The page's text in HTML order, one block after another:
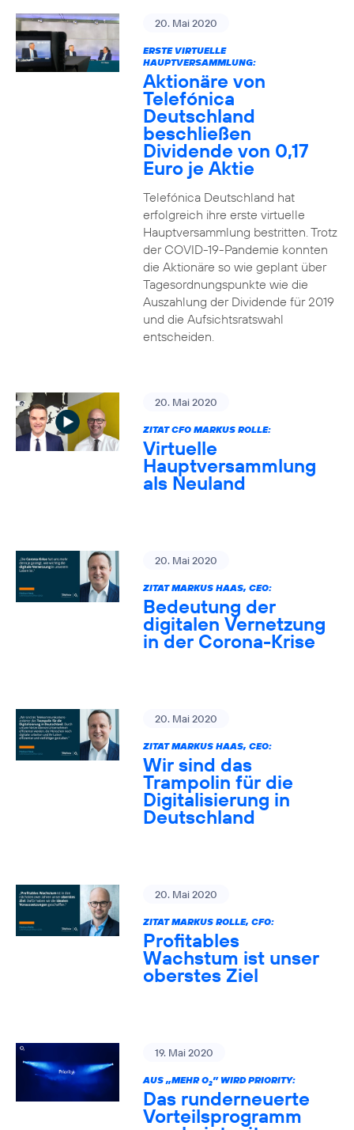
20. Mai 2020
ERSTE VIRTUELLE
HAUPTVERSAMMLUNG:
Aktionäre von
Telefónica
Deutschland
beschließen
Dividende von 0,17
Euro je Aktie
Telefónica Deutschland hat
erfolgreich ihre erste virtuelle
Hauptversammlung bestritten. Trotz
der COVID-19-Pandemie konnten
die Aktionäre so wie geplant über
Tagesordnungspunkte wie die
Auszahlung der Dividende für 2019
und die Aufsichtsratswahl
entscheiden.
20. Mai 2020
ZITAT CFO MARKUS ROLLE:
Virtuelle
Hauptversammlung
als Neuland
20. Mai 2020
ZITAT MARKUS HAAS, CEO:
Bedeutung der
digitalen Vernetzung
in der Corona-Krise
20. Mai 2020
ZITAT MARKUS HAAS, CEO:
Wir sind das
Trampolin für die
Digitalisierung in
Deutschland
20. Mai 2020
ZITAT MARKUS ROLLE, CFO:
Profitables
Wachstum ist unser
oberstes Ziel
19. Mai 2020
AUS „MEHR O2” WIRD PRIORITY:
Das runderneuerte
Vorteilsprogramm